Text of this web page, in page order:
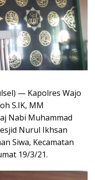
— Kapolres Wajo
S.IK, MM
Nabi Muhammad
Nurul Ikhsan
Siwa, Kecamatan
19/3/21.